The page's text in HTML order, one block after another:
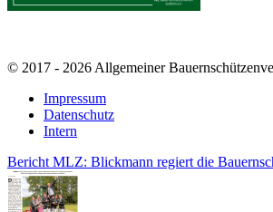
© 2017 - 2026 Allgemeiner
Impressum
Datenschutz
Intern
Bericht MLZ: Blickmann regiert die